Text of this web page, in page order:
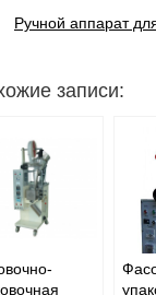
Ручной аппарат
записи: